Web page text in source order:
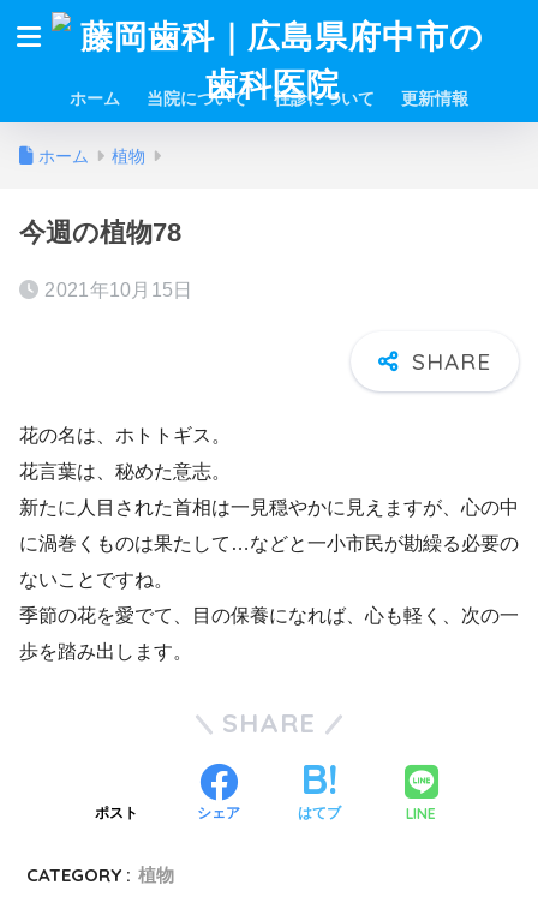
ホーム 当院について 往診について 更新情報
ホーム 植物
今週の植物78
2021年10月15日
花の名は、ホトトギス。
花言葉は、秘めた意志。
新たに人目された首相は一見穏やかに見えますが、心の中
に渦巻くものは果たして…などと一小市民が勘繰る必要の
ないことですね。
季節の花を愛でて、目の保養になれば、心も軽く、次の一
歩を踏み出します。
SHARE
ポスト シェア はてブ LINE
CATEGORY : 植物